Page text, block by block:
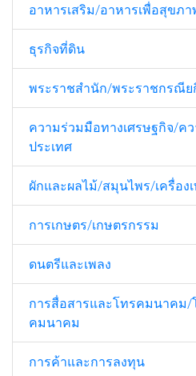
อาหารเสริม/อาหารเพื่อสุขภา
ธุรกิจที่ดิน
พระราชสำนัก/พระราชกรณีย
ความร่วมมือทางเศรษฐกิจ/ค
ประเทศ
ผักและผลไม้/สมุนไพร/เครื่อง
การเกษตร/เกษตรกรรม
ดนตรีและเพลง
การสื่อสารและโทรคมนาคม
คมนาคม
การค้าและการลงทุน